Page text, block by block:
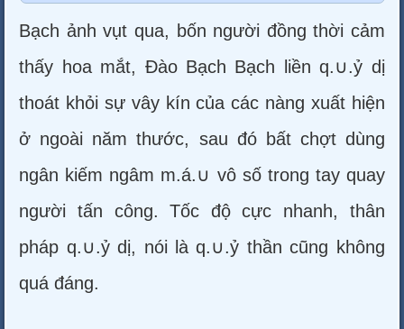
Bạch ảnh vụt qua, bốn người đồng thời cảm
thấy hoa mắt, Đào Bạch Bạch liền q.∪.ỷ dị
thoát khỏi sự vây kín của các nàng xuất hiện
ở ngoài năm thước, sau đó bất chợt dùng
ngân kiếm ngâm m.á.∪ vô số trong tay quay
người tấn công. Tốc độ cực nhanh, thân
pháp q.∪.ỷ dị, nói là q.∪.ỷ thần cũng không
quá đáng.